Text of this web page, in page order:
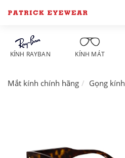
KÍNH RAYBAN KÍNH MÁT
Mắt kính chính hãng Gọng kính